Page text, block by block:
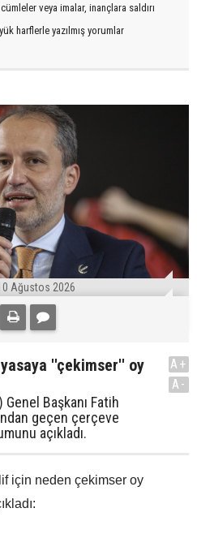
veya imalar, inançlara saldırı
harflerle yazılmış yorumlar
Ağustos 2026
''çekimser'' oy
Başkanı Fatih
geçen çerçeve
açıkladı.
A+
A-
için neden çekimser oy